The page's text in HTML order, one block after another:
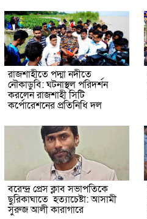
রাজশাহীতে পদ্মা নদীতে
নৌকাডুবি: ঘটনাস্থল পরিদর্শন
করলেন রাজশাহী সিটি
কর্পোরেশনের প্রতিনিধি দল
বরেন্দ্র প্রেস ক্লাব সভাপতিকে
ছুরিকাঘাতে হত্যাচেষ্টা: আসামী
সুরুজ আলী কারাগারে